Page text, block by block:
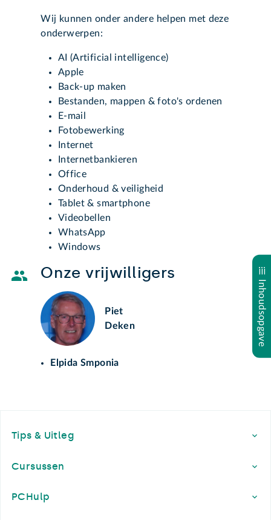
Inhoudsopgave
Wij kunnen onder andere helpen met deze
onderwerpen:
AI (Artificial intelligence)
Apple
Back-up maken
Bestanden, mappen & foto's ordenen
E-mail
Fotobewerking
Internet
Internetbankieren
Office
Onderhoud & veiligheid
Tablet & smartphone
Videobellen
WhatsApp
Windows
Onze vrijwilligers
Piet
Deken
Elpida Smponia
Tips & Uitleg
Cursussen
PCHulp